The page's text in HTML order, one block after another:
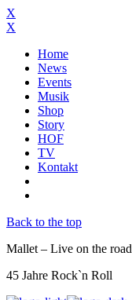
X
X
Home
News
Events
Musik
Shop
Story
HOF
TV
Kontakt
Back to the top
Mallet – Live on the road
45 Jahre Rock`n Roll